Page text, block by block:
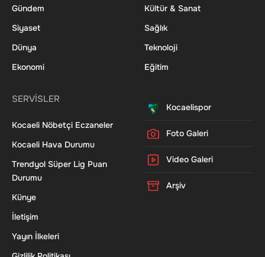
Gündem
Siyaset
Dünya
Ekonomi
Kültür & Sanat
Sağlık
Teknoloji
Eğitim
SERVİSLER
Kocaeli Nöbetçi Eczaneler
Kocaeli Hava Durumu
Trendyol Süper Lig Puan
Durumu
Künye
İletişim
Yayın İlkeleri
Kocaelispor
Foto Galeri
Video Galeri
Arşiv